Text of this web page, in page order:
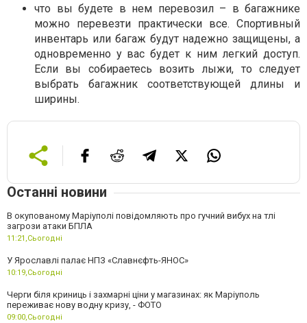
что вы будете в нем перевозил – в багажнике
можно перевезти практически все. Спортивный
инвентарь или багаж будут надежно защищены, а
одновременно у вас будет к ним легкий доступ.
Если вы собираетесь возить лыжи, то следует
выбрать багажник соответствующей длины и
ширины.
Останні новини
В окупованому Маріуполі повідомляють про гучний вибух на тлі
загрози атаки БПЛА
11:21,Сьогодні
У Ярославлі палає НПЗ «Славнєфть-ЯНОС»
10:19,Сьогодні
Черги біля криниць і захмарні ціни у магазинах: як Маріуполь
переживає нову водну кризу, - ФОТО
09:00,Сьогодні